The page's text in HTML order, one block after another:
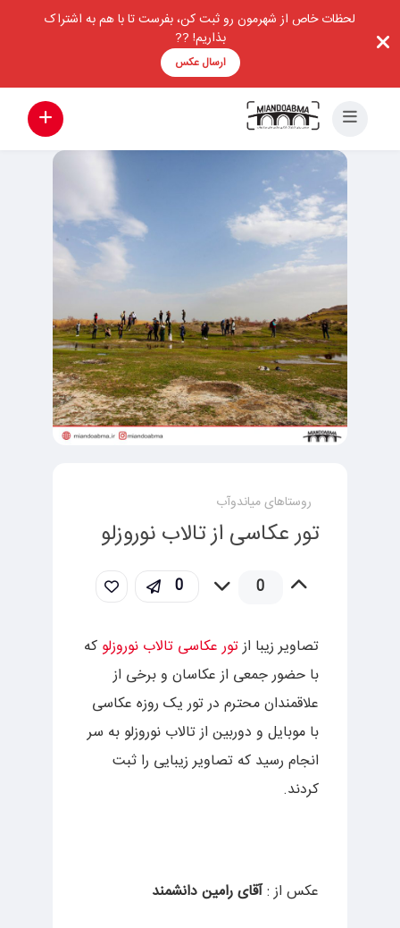
لحظات خاص از شهرمون رو ثبت کن، بفرست تا با هم به اشتراک
بذاریم! ??
ارسال عکس
روستاهای میاندوآب
تور عکاسی از تالاب نوروزلو
0
0
تصاویر زیبا ازتور عکاسی تالاب نوروزلو که
با حضور جمعی از عکاسان و برخی از
علاقمندان محترم در تور یک روزه عکاسی
با موبایل و دوربین از تالاب نوروزلو به سر
انجام رسید که تصاویر زیبایی را ثبت
کردند.
عکس از :آقای رامین دانشمند